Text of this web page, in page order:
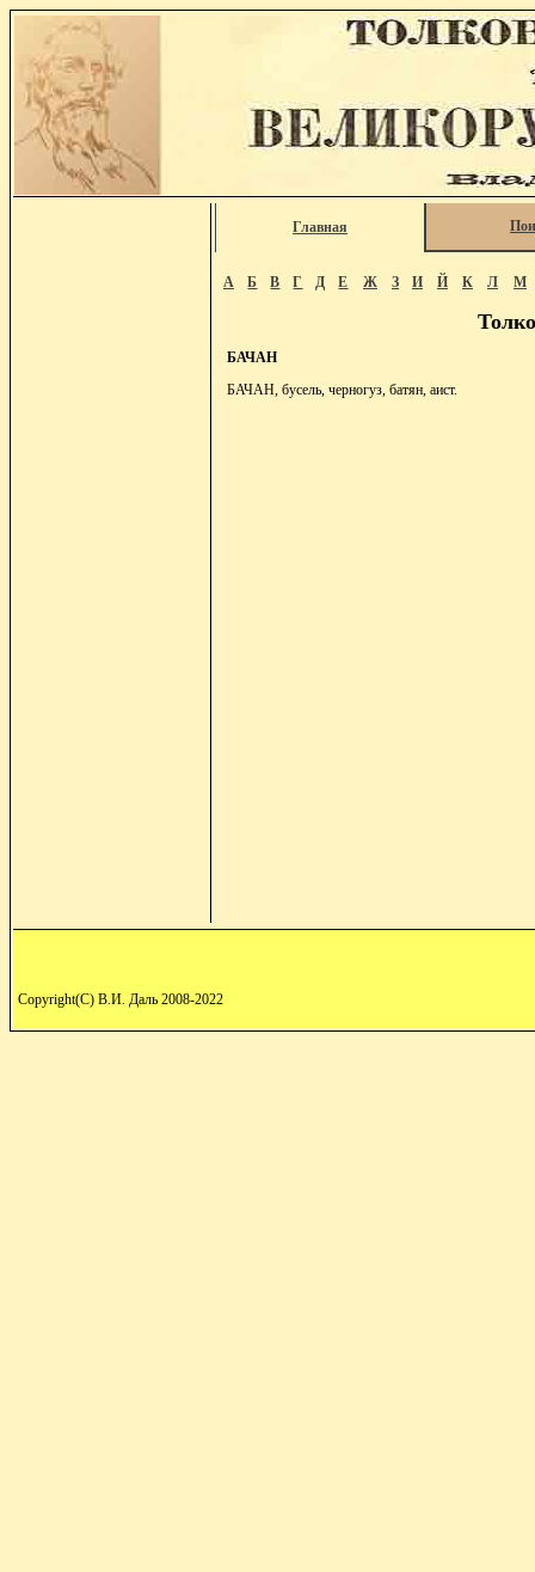
Главная
А Б В Г Д Е Ж З И Й К Л М
БАЧАН
БАЧАН, бусель, черногуз, батян, аист.
Copyright(C) В.И. Даль 2008-2022